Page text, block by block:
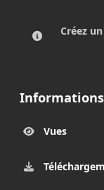
Créez
Vues